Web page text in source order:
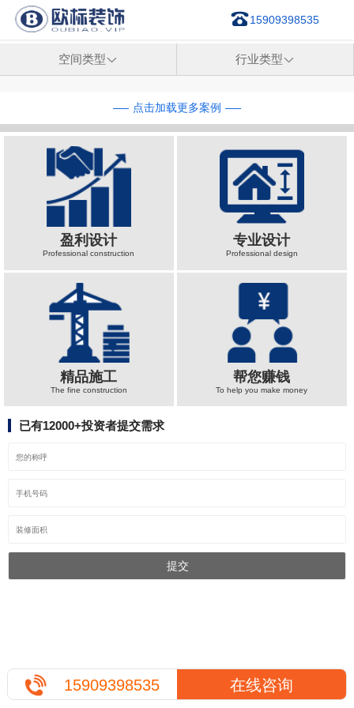
15909398535
空间类型 行业类型
点击加载更多案例
盈利设计
Professional construction
专业设计
Professional design
精品施工
The fine construction
帮您赚钱
To help you make money
已有12000+投资者提交需求
15909398535 在线咨询